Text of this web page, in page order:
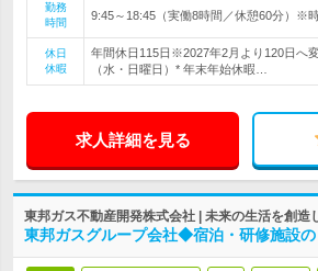
勤務
時間
9:45～18:45（実働8時間／休憩60分）※
休日
休暇
年間休日115日※2027年2月より120日へ
（水・日曜日）* 年末年始休暇…
求人詳細を見る
東邦ガス不動産開発株式会社 | 未来の生活を創造
東邦ガスグループ会社◆宿泊・研修施設の